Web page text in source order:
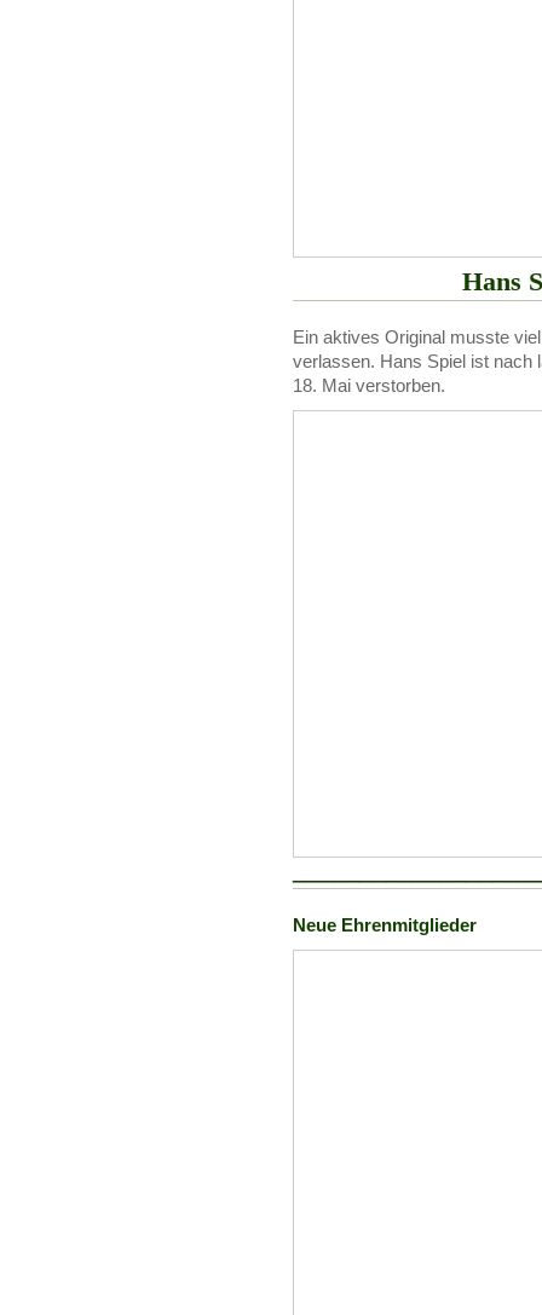
Hans
Ein aktives Original musste
verlassen. Hans Spiel ist nach
18. Mai verstorben.
Neue Ehrenmitglieder